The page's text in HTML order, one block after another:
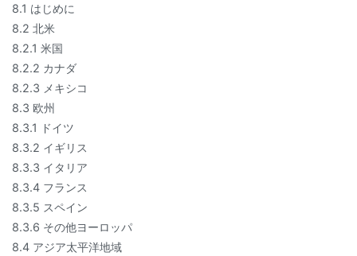
8.1 はじめに
8.2 北米
8.2.1 米国
8.2.2 カナダ
8.2.3 メキシコ
8.3 欧州
8.3.1 ドイツ
8.3.2 イギリス
8.3.3 イタリア
8.3.4 フランス
8.3.5 スペイン
8.3.6 その他ヨーロッパ
8.4 アジア太平洋地域